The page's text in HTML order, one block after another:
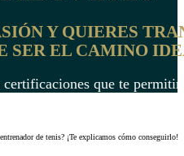
Y QUIERES
SER EL CAMINO
que te
de tenis? ¡Te explicamos cómo conseguirlo!